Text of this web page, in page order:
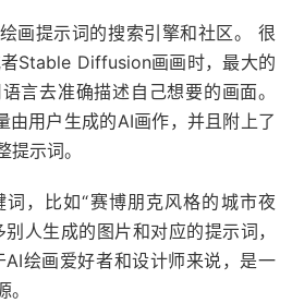
画提示词的搜索引擎和社区。 很
Stable Diffusion画画时，最大的
言去准确描述自己想要的画面。
用户生成的AI画作，并且附上了
示词。
，比如“赛博朋克风格的城市夜
人生成的图片和对应的提示词，
绘画爱好者和设计师来说，是一